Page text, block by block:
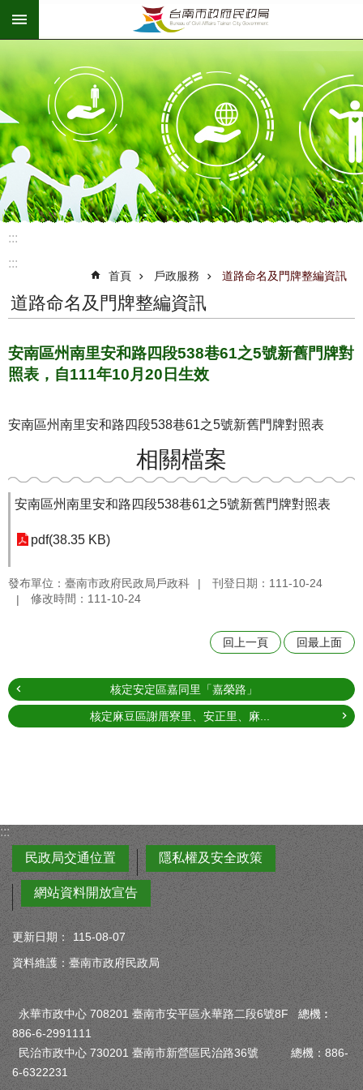
跳到主要內容區塊
:::
:::
首頁 戶政服務 道路命名及門牌整編資訊
道路命名及門牌整編資訊
安南區州南里安和路四段538巷61之5號新舊門牌對
照表，自111年10月20日生效
安南區州南里安和路四段538巷61之5號新舊門牌對照表
相關檔案
安南區州南里安和路四段538巷61之5號新舊門牌對照表
pdf(38.35 KB)
發布單位：臺南市政府民政局戶政科
刊登日期：111-10-24
修改時間：111-10-24
回上一頁 回最上面
核定安定區嘉同里「嘉榮路」
核定麻豆區謝厝寮里、安正里、麻...
:::
民政局交通位置
隱私權及安全政策
網站資料開放宣告
更新日期：
115-08-07
資料維護：臺南市政府民政局
永華市政中心 708201 臺南市安平區永華路二段6號8F 總機︰
886-6-2991111
民治市政中心 730201 臺南市新營區民治路36號 總機：886-
6-6322231